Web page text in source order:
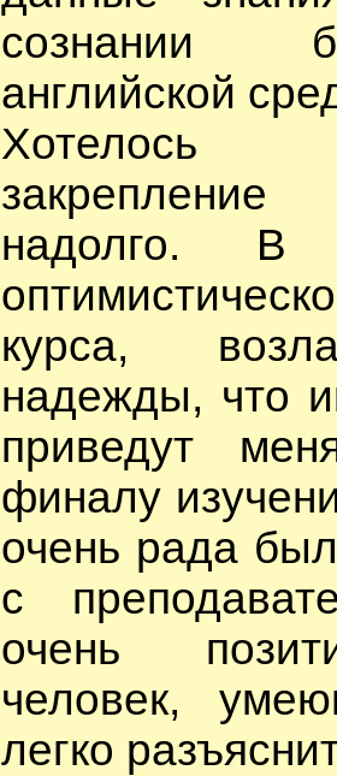
сознании
английской
надолго. В
курса,
надежды, что
приведут
финалу
очень рада
с
очень
человек,
легко